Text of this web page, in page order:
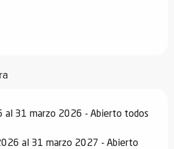
al 31 marzo 2026 - Abierto todos
al 31 marzo 2027 - Abierto